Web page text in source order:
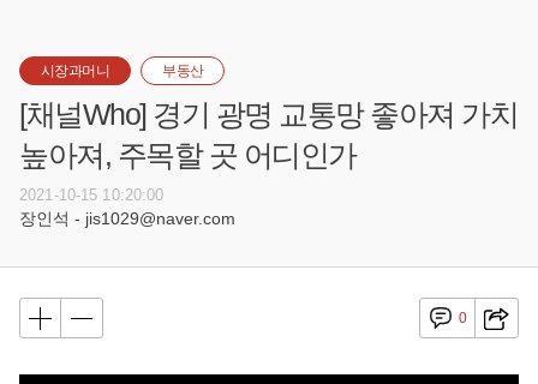
시장과머니 부동산
[채널Who] 경기 광명 교통망 좋아져 가치
높아져, 주목할 곳 어디인가
2021-10-15 10:20:00
장인석 - jis1029@naver.com
0